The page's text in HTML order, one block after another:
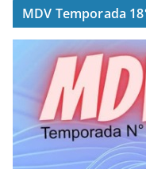
MDV Temporada